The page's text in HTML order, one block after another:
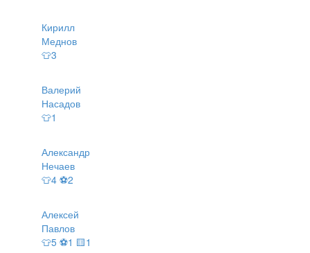
Кирилл
Меднов
👕3
Валерий
Насадов
👕1
Александр
Нечаев
👕4 ⚽2
Алексей
Павлов
👕5 ⚽1 🟨1